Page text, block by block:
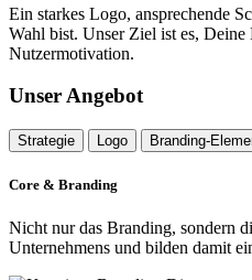
Ein starkes Logo, ansprechende
Wahl bist. Unser Ziel ist es,
Nutzermotivation.
Unser Angebot
Strategie Logo Branding-
Core & Branding
Nicht nur das Branding, sondern
Unternehmens und bilden damit